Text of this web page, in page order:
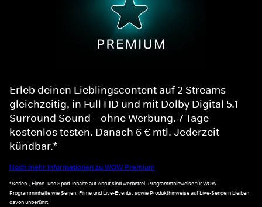
Erleb deinen Lieblingscontent auf 2 Streams
gleichzeitig, in Full HD und mit Dolby Digital 5.1
Surround Sound – ohne Werbung. 7 Tage
kostenlos testen. Danach 6 € mtl. Jederzeit
kündbar.*
Noch mehr Informationen zu WOW Premium
*Serien-, Filme- und Sport-Inhalte auf Abruf sind werbefrei. Programmhinweise für WOW
Programminhalte wie Serien, Filme und Live-Events, sowie Produkthinweise auf Live-Sendern bleiben
davon unberührt.